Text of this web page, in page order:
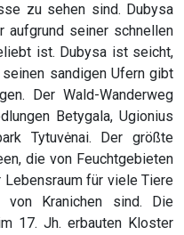
zu sehen sind. Dubysa
aufgrund seiner schnellen
ist. Dubysa ist seicht,
sandigen Ufern gibt
Der Wald-Wanderweg
Betygala, Ugionius
Tytuvėnai. Der größte
die von Feuchtgebieten
für viele Tiere
von Kranichen sind. Die
17. Jh. erbauten Kloster